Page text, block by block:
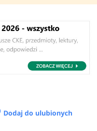
Dodaj do ulubionych